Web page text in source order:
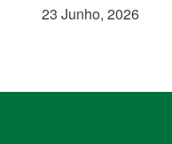
23 Junho, 2026